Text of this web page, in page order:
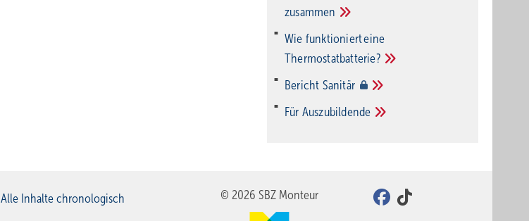
zusammen
Wie funktioniert eine
Thermostatbatterie?
Bericht Sanitär
Für Auszubildende
Alle Inhalte chronologisch © 2026 SBZ Monteur